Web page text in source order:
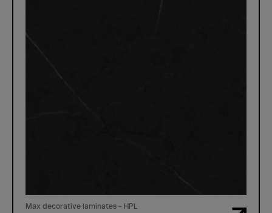
Max decorative laminates - HPL